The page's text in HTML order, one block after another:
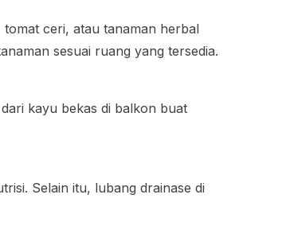
ceri, atau tanaman herbal
sesuai ruang yang tersedia.
kayu bekas di balkon buat
Selain itu, lubang drainase di